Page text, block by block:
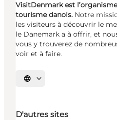
VisitDenmark est
tourisme danois. Notre
les visiteurs à découvrir le
le Danemark a à offrir, et
vous y trouverez de
voir et à faire.
Choisissez la langue
D'autres sites